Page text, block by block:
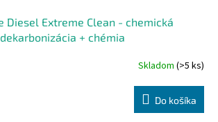
Diesel Extreme Clean - chemická
dekarbonizácia + chémia
Skladom (>5 ks)
Do košíka